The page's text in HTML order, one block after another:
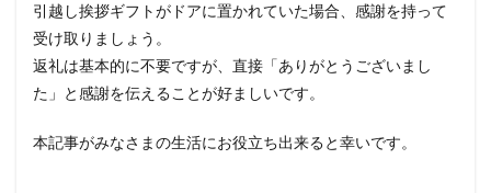
引越し挨拶ギフトがドアに置かれていた場合、感謝を持って
受け取りましょう。
返礼は基本的に不要ですが、直接「ありがとうございまし
た」と感謝を伝えることが好ましいです。
本記事がみなさまの生活にお役立ち出来ると幸いです。